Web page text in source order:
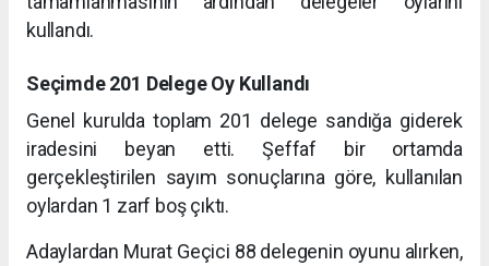
kullandı.
Seçimde 201 Delege Oy Kullandı
Genel kurulda toplam 201 delege sandığa giderek
iradesini beyan etti. Şeffaf bir ortamda
gerçekleştirilen sayım sonuçlarına göre, kullanılan
oylardan 1 zarf boş çıktı.
Adaylardan Murat Geçici 88 delegenin oyunu alırken,